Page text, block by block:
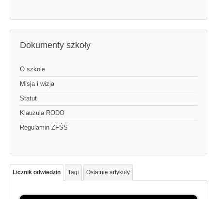
Dokumenty szkoły
O szkole
Misja i wizja
Statut
Klauzula RODO
Regulamin ZFŚS
Licznik odwiedzin Tagi Ostatnie artykuły